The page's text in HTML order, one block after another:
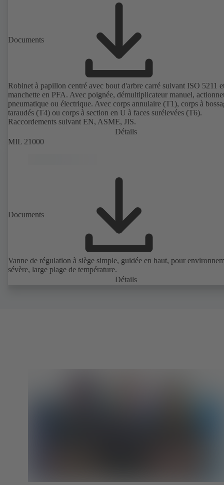
Documents
Robinet à papillon centré avec bout d'arbre carré suivant ISO 5211
manchette en PFA. Avec poignée, démultiplicateur manuel,
pneumatique ou électrique. Avec corps annulaire (T1), corps à
taraudés (T4) ou corps à section en U à faces surélevées (T6).
Raccordements suivant EN, ASME, JIS.
Détails
MIL 21000
Documents
Vanne de régulation à siège simple, guidée en haut, pour
sévère, large plage de température.
Détails